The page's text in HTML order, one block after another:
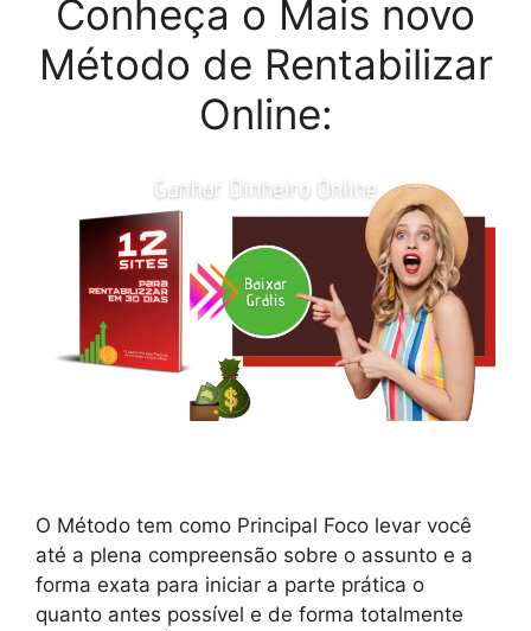
Conheça o Mais novo
Método de Rentabilizar
Online:
O Método tem como Principal Foco levar você
até a plena compreensão sobre o assunto e a
forma exata para iniciar a parte prática o
quanto antes possível e de forma totalmente